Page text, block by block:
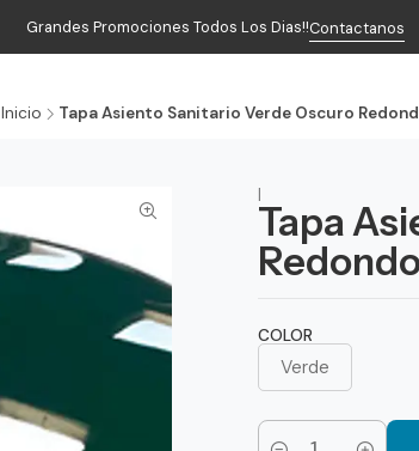
Grandes Promociones Todos Los Dias!!Contactanos
Inicio Tapa Asiento Sanitario Verde Oscuro
|
Tapa
COLOR
Verde